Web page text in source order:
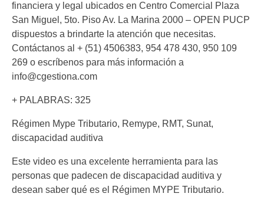
financiera y legal ubicados en Centro Comercial Plaza
San Miguel, 5to. Piso Av. La Marina 2000 – OPEN PUCP
dispuestos a brindarte la atención que necesitas.
Contáctanos al + (51) 4506383, 954 478 430, 950 109
269 o escríbenos para más información a
info@cgestiona.com
+ PALABRAS: 325
Régimen Mype Tributario, Remype, RMT, Sunat,
discapacidad auditiva
Este video es una excelente herramienta para las
personas que padecen de discapacidad auditiva y
desean saber qué es el Régimen MYPE Tributario.